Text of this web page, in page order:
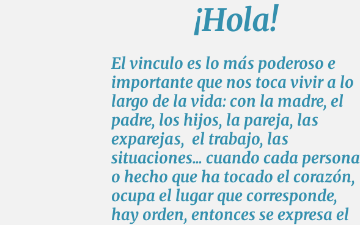
¡Hola!
El vinculo es lo más poderoso e
importante que nos toca vivir a lo
largo de la vida: con la madre, el
padre, los hijos, la pareja, las
exparejas, el trabajo, las
situaciones... cuando cada persona
o hecho que ha tocado el corazón,
ocupa el lugar que corresponde,
hay orden, entonces se expresa el